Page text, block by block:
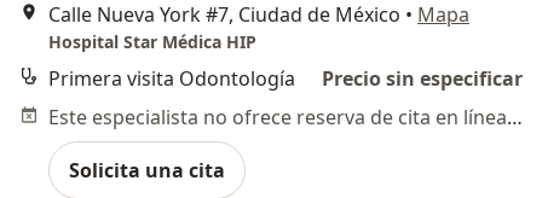
Calle Nueva York #7, Ciudad de México • Mapa
Hospital Star Médica HIP
Primera visita Odontología
Precio sin especificar
Este especialista no ofrece reserva de cita en línea en esta dirección.
Solicita una cita